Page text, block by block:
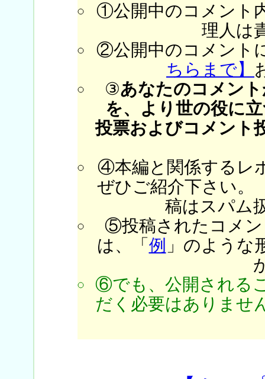
①公開中のコメント
理人は
②公開中のコメント
ちらまで】
③あなたのコメン
を、より世の役に
投票およびコメント
④本編と関係するレ
ぜひご紹介下さい。
稿はスパム
⑤投稿されたコメン
は、「 例 」のような
⑥でも、公開される
だく必要はありませ